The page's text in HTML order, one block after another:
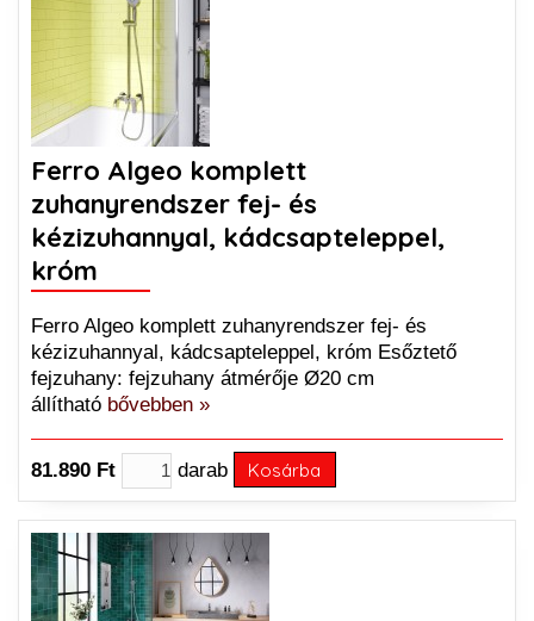
Ferro Algeo komplett
zuhanyrendszer fej- és
kézizuhannyal, kádcsapteleppel,
króm
Ferro Algeo komplett zuhanyrendszer fej- és
kézizuhannyal, kádcsapteleppel, króm Esőztető
fejzuhany: fejzuhany átmérője Ø20 cm
állítható bővebben »
81.890 Ft darab Kosárba